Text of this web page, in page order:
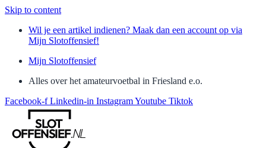
Skip to content
Wil je een artikel indienen? Maak dan een account op via
Mijn Slotoffensief!
Mijn Slotoffensief
Alles over het amateurvoetbal in Friesland e.o.
Facebook-f Linkedin-in InstagramYoutube Tiktok